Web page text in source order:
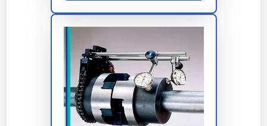
Perguntas Frequentes
Como solicitar uma proposta
em larga escala?
Para demandas industriais de alinhamento a laser sp,
basta encaminhar sua necessidade via formulário no
site para nossa equipe.